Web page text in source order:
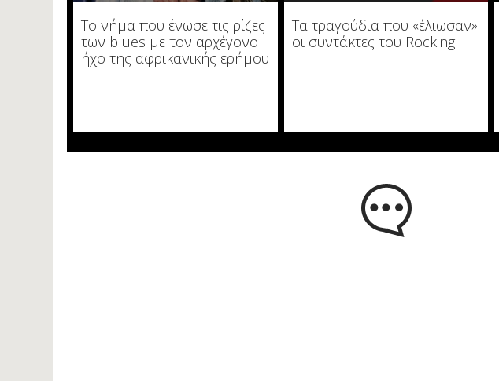
Το νήμα που ένωσε τις ρίζες
των blues με τον αρχέγονο
ήχο της αφρικανικής ερήμου
Τα τραγούδια που «έλιωσαν»
οι συντάκτες του Rocking